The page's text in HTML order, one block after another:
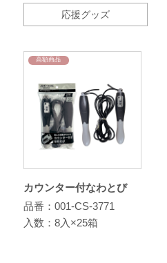
応援グッズ
高額商品
カウンター付なわとび
品番：001-CS-3771
入数：8入×25箱